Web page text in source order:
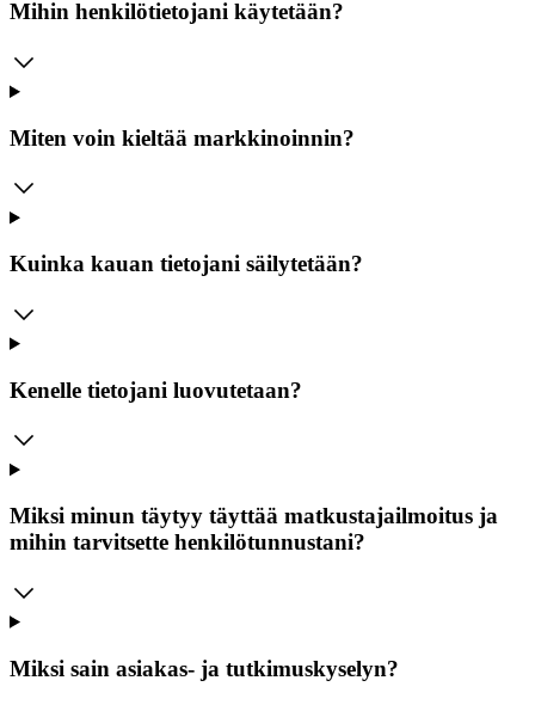
Mihin henkilötietojani käytetään?
Miten voin kieltää markkinoinnin?
Kuinka kauan tietojani säilytetään?
Kenelle tietojani luovutetaan?
Miksi minun täytyy täyttää matkustajailmoitus ja
mihin tarvitsette henkilötunnustani?
Miksi sain asiakas- ja tutkimuskyselyn?